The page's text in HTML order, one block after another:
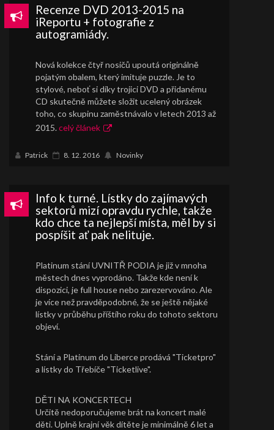
Recenze DVD 2013-2015 na
iReportu + fotografie z
autogramiády.
Nová kolekce čtyř nosičů upoutá originálně
pojatým obalem, který imituje puzzle. Je to
stylové, neboť si díky trojici DVD a přidanému
CD skutečně můžete složit ucelený obrázek
toho, co skupinu zaměstnávalo v letech 2013 až
2015.celý článek
Patrick 8. 12. 2016 Novinky
Info k turné. Lístky do zajímavých
sektorů mizí opravdu rychle, takže
kdo chce ta nejlepší místa, měl by si
pospíšit ať pak nelituje.
Platinum stání UVNITŘ PODIA je již v mnoha
městech dnes vyprodáno. Takže kde není k
dispozici, je full house nebo zarezervováno. Ale
je více než pravděpodobné, že se ještě nějaké
lístky v průběhu příštího roku do tohoto sektoru
objeví.
Stání a Platinum do Liberce prodává "Ticketpro"
a lístky do Třebíče "Ticketlive".
DĚTI NA KONCERTECH
Určitě nedoporučujeme brát na koncert malé
děti. Uplně krajní věk dítěte je minimálně 6 let a